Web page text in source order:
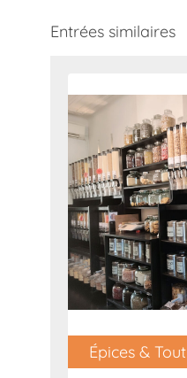
Entrées similaires
Épices & Tout